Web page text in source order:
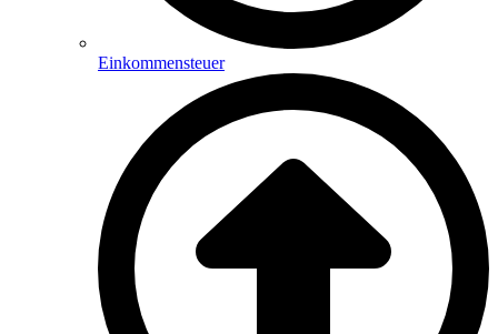
Einkommensteuer